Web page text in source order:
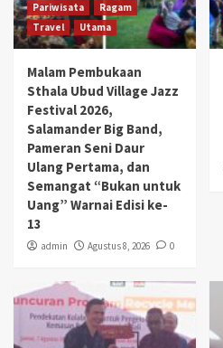
Pariwisata
Ragam
Travel
Utama
Malam Pembukaan
Sthala Ubud Village Jazz
Festival 2026,
Salamander Big Band,
Pameran Seni Daur
Ulang Pertama, dan
Semangat “Bukan untuk
Uang” Warnai Edisi ke-
13
admin Agustus 8, 2026 0